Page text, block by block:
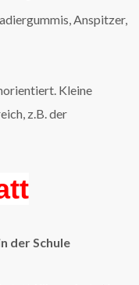
Anspitzer,
Kleine
z.B. der
der Schule